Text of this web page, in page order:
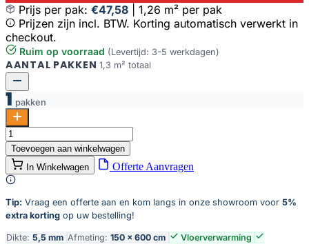
Prijs per pak: €47,58
1,26 m² per pak
Prijzen zijn incl. BTW. Korting automatisch verwerkt in
checkout.
Ruim op voorraad (Levertijd: 3-5 werkdagen)
AANTAL PAKKEN 1,3 m² totaal
1 pakken
Vario
Visgraat
Rigid
Click
5404
Oak
Light
aantal
Toevoegen aan winkelwagen
In Winkelwagen
Offerte Aanvragen
Tip: Vraag een offerte aan en kom langs in onze showroom voor 5%
extra korting op uw bestelling!
Dikte: 5,5 mm Afmeting: 150 × 600 cm
Vloerverwarming